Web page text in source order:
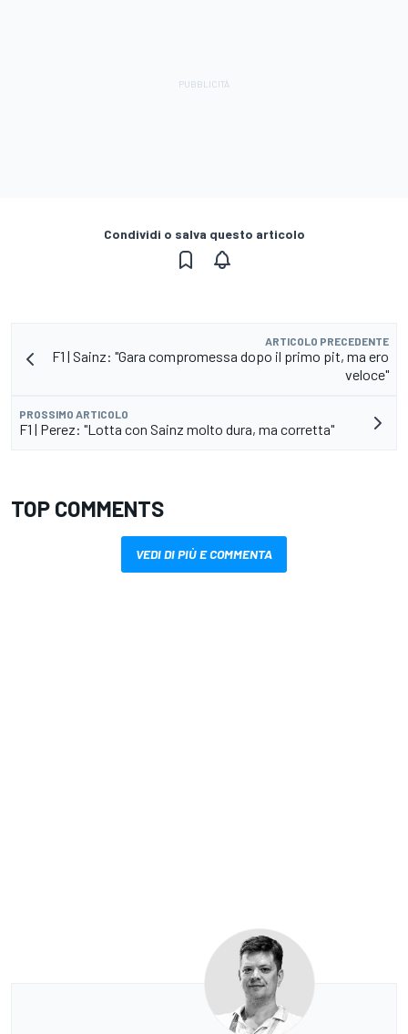
Condividi o salva questo articolo
ARTICOLO PRECEDENTE
F1 | Sainz: "Gara compromessa dopo il primo pit, ma ero
veloce"
PROSSIMO ARTICOLO
F1 | Perez: "Lotta con Sainz molto dura, ma corretta"
TOP COMMENTS
VEDI DI PIÙ E COMMENTA